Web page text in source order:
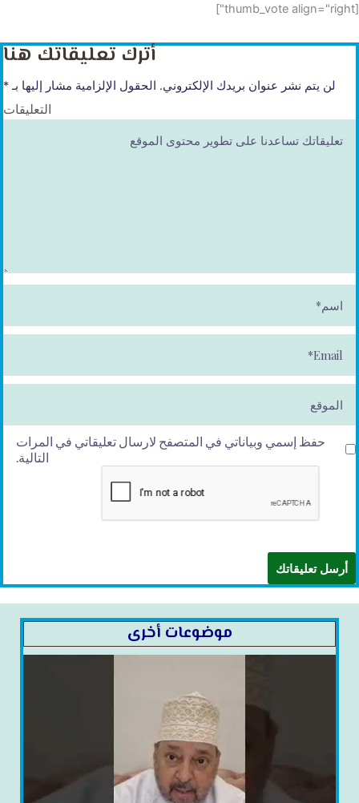
[thumb_vote align="right"]
أترك تعليقاتك هنا
لن يتم نشر عنوان بريدك الإلكتروني. الحقول الإلزامية مشار إليها بـ *
التعليقات
م
*
ai
l*
حفظ إسمي وبياناتي في المتصفح لارسال تعليقاتي في المرات
التالية.
موضوعات أخرى